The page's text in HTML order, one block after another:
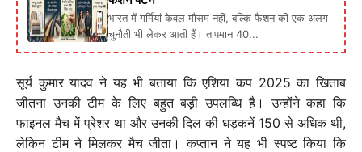
भारत में गर्मियां केवल मौसम नहीं, बल्कि फैशन की एक अलग
चुनौती भी लेकर आती हैं। तापमान 40...
सूर्य कुमार यादव ने यह भी बताया कि एशिया कप 2025 का खिताब
जीतना उनकी टीम के लिए बहुत बड़ी उपलब्धि है। उन्होंने कहा कि
फाइनल मैच में प्रेशर था और उनकी दिल की धड़कनें 150 से अधिक थी,
लेकिन टीम ने मिलकर मैच जीता। कप्तान ने यह भी स्पष्ट किया कि